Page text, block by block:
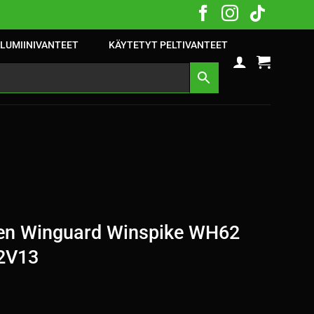
KÄYTETYT PELTIVANTEET
Winguard Winspike WH62